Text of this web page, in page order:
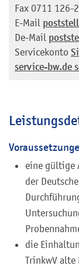
Fax 0711 126-
E-Mail
De-Mail
Servicekonto
service-bw.de
eine gültige
der
die
TrinkwV alte